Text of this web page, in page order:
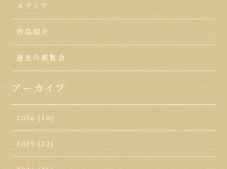
メディア
作品紹介
過去の展覧会
アーカイブ
2026 (10)
2025 (12)